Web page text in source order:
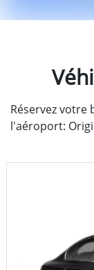
Réservez votre
l'aéroport: